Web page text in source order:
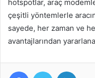
hotspotlar, araç
çeşitli yöntemlerle
sayede, her zaman ve
avantajlarından